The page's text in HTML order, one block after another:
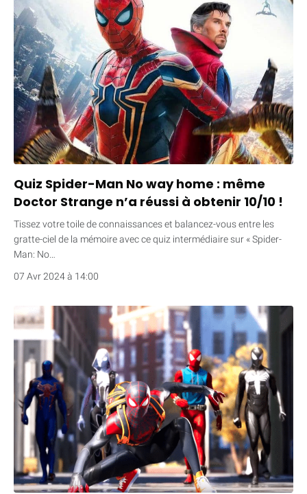
Quiz Spider-Man No way home : même
Doctor Strange n’a réussi à obtenir 10/10 !
Tissez votre toile de connaissances et balancez-vous entre les
gratte-ciel de la mémoire avec ce quiz intermédiaire sur « Spider-
Man: No…
07 Avr 2024 à 14:00